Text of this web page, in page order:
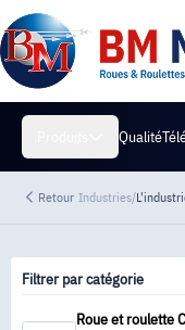
Qualité
Retour Industries/
Filtrer par catégorie
Roue et roulette